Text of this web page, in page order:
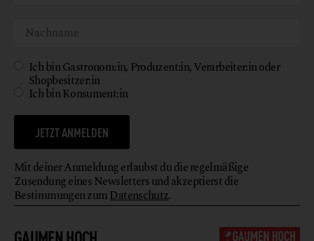
Ich bin Gastronom:in, Produzent:in, Verarbeiter:in oder
Shopbesitzer:in
Ich bin Konsument:in
JETZT ANMELDEN
Mit deiner Anmeldung erlaubst du die regelmäßige
Zusendung eines Newsletters und akzeptierst die
Bestimmungen zumDatenschutz.